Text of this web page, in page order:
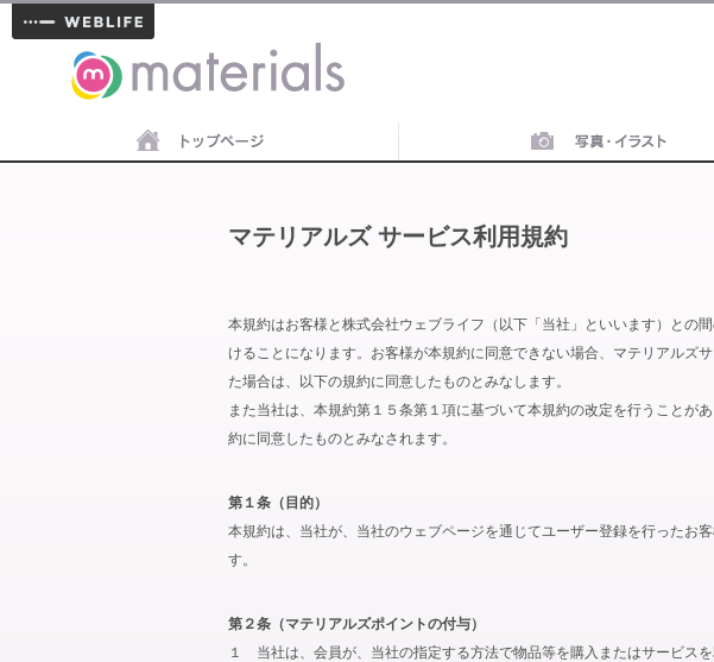
materials
マテリアルズ サービス利用規約
本規約はお客様と株式会社ウェブライフ（以下「当社」といいます）との
けることになります。お客様が本規約に同意できない場合、マテリアルズ
た場合は、以下の規約に同意したものとみなします。
また当社は、本規約第１５条第１項に基づいて本規約の改定を行うことが
約に同意したものとみなされます。
第１条（目的）
本規約は、当社が、当社のウェブページを通じてユーザー登録を行ったお
す。
第２条（マテリアルズポイントの付与）
１ 当社は、会員が、当社の指定する方法で物品等を購入またはサービス